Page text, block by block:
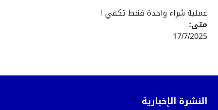
عملية شراء واحدة فقط تكفي !
متى:
17/7/2025
النشرة الإخبارية